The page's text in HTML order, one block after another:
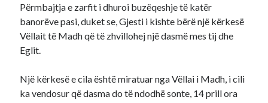
Përmbajtja e zarfit i dhuroi buzëqeshje të katër
banorëve pasi, duket se, Gjesti i kishte bërë një kërkesë
Vëllait të Madh që të zhvillohej një dasmë mes tij dhe
Eglit.
Një kërkesë e cila është miratuar nga Vëllai i Madh, i cili
ka vendosur që dasma do të ndodhë sonte, 14 prill ora